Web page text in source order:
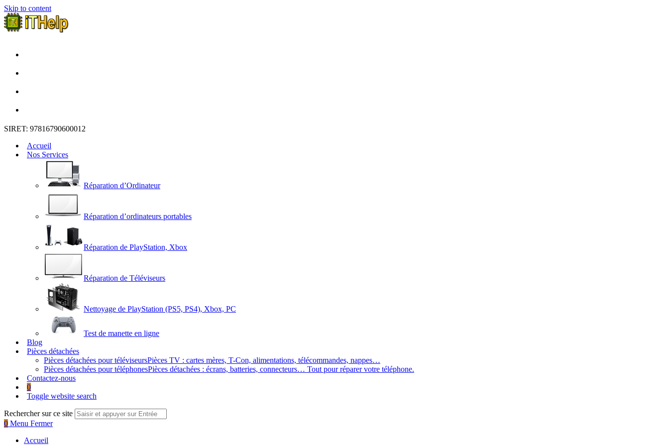
Skip to content
SIRET: 97816790600012
Accueil
Nos Services
Réparation d’Ordinateur
Réparation d’ordinateurs portables
Réparation de PlayStation, Xbox
Réparation de Téléviseurs
Nettoyage de PlayStation (PS5, PS4), Xbox, PC
Test de manette en ligne
Blog
Pièces détachées
Pièces détachées pour téléviseursPièces TV : cartes mères, T-Con, alimentations, télécommandes, nappes…
Pièces détachées pour téléphonesPièces détachées : écrans, batteries, connecteurs… Tout pour réparer votre téléphone.
Contactez-nous
0
Toggle website search
Rechercher sur ce site
0 Menu Fermer
Accueil